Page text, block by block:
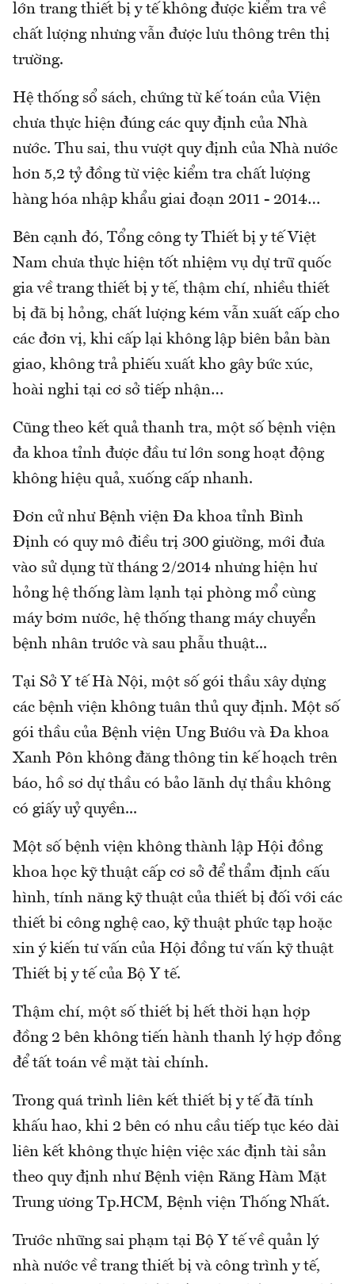
lớn trang thiết bị y tế không được kiểm tra về
chất lượng nhưng vẫn được lưu thông trên thị
trường.
Hệ thống sổ sách, chứng từ kế toán của Viện
chưa thực hiện đúng các quy định của Nhà
nước. Thu sai, thu vượt quy định của Nhà nước
hơn 5,2 tỷ đồng từ việc kiểm tra chất lượng
hàng hóa nhập khẩu giai đoạn 2011 - 2014…
Bên cạnh đó, Tổng công ty Thiết bị y tế Việt
Nam chưa thực hiện tốt nhiệm vụ dự trữ quốc
gia về trang thiết bị y tế, thậm chí, nhiều thiết
bị đã bị hỏng, chất lượng kém vẫn xuất cấp cho
các đơn vị, khi cấp lại không lập biên bản bàn
giao, không trả phiếu xuất kho gây bức xúc,
hoài nghi tại cơ sở tiếp nhận…
Cũng theo kết quả thanh tra, một số bệnh viện
đa khoa tỉnh được đầu tư lớn song hoạt động
không hiệu quả, xuống cấp nhanh.
Đơn cử như Bệnh viện Đa khoa tỉnh Bình
Định có quy mô điều trị 300 giường, mới đưa
vào sử dụng từ tháng 2/2014 nhưng hiện hư
hỏng hệ thống làm lạnh tại phòng mổ cùng
máy bơm nước, hệ thống thang máy chuyển
bệnh nhân trước và sau phẫu thuật...
Tại Sở Y tế Hà Nội, một số gói thầu xây dựng
các bệnh viện không tuân thủ quy định. Một số
gói thầu của Bệnh viện Ung Bướu và Đa khoa
Xanh Pôn không đăng thông tin kế hoạch trên
báo, hồ sơ dự thầu có bảo lãnh dự thầu không
có giấy uỷ quyền...
Một số bệnh viện không thành lập Hội đồng
khoa học kỹ thuật cấp cơ sở để thẩm định cấu
hình, tính năng kỹ thuật của thiết bị đối với các
thiết bi công nghệ cao, kỹ thuật phức tạp hoặc
xin ý kiến tư vấn của Hội đồng tư vấn kỹ thuật
Thiết bị y tế của Bộ Y tế.
Thậm chí, một số thiết bị hết thời hạn hợp
đồng 2 bên không tiến hành thanh lý hợp đồng
để tất toán về mặt tài chính.
Trong quá trình liên kết thiết bị y tế đã tính
khấu hao, khi 2 bên có nhu cầu tiếp tục kéo dài
liên kết không thực hiện việc xác định tài sản
theo quy định như Bệnh viện Răng Hàm Mặt
Trung ương Tp.HCM, Bệnh viện Thống Nhất.
Trước những sai phạm tại Bộ Y tế về quản lý
nhà nước về trang thiết bị và công trình y tế,